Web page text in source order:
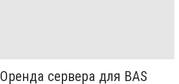
Оренда сервера для BAS